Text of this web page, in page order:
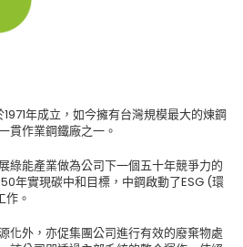
年成立，如今擁有台灣規模最大的煉鋼
貫作業鋼鐵廠之一。
綠能產業做為公司下一個五十年競爭力的
年實現碳中和目標，中鋼啟動了ESG (環
。
化外，亦促集團公司進行有效的廢棄物處